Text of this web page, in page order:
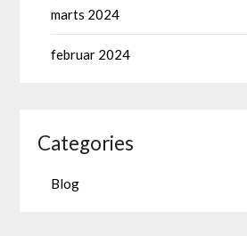
marts 2024
februar 2024
Categories
Blog